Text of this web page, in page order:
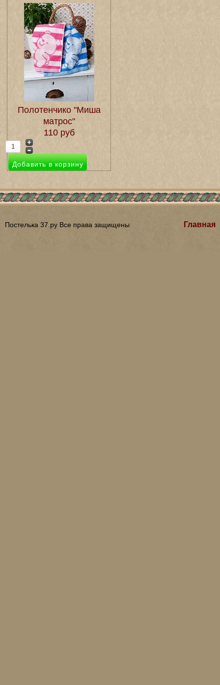
Полотенчико "Миша
матрос"
110 руб
Постелька 37.ру Все права защищены Главная